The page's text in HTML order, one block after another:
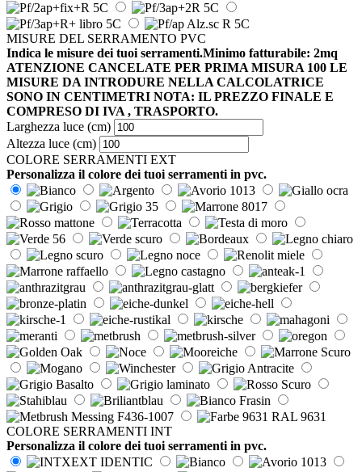
MISURE DEL SERRAMENTO PVC
Indica le misure dei tuoi serramenti.Minimo fatturabile: 2mq
ATENZIONE CANCELATE PER PRIMA MISURA 100 LE
MISURE DA INTRODURE NELLA CALCOLATRICE
SONO IN CENTIMETRI NOTA: IL PREZZO FINALE E
COMPRESO DI IVA , TRASPORTO.
Larghezza luce (cm)
Altezza luce (cm)
COLORE SERRAMENTI EXT
Personalizza il colore dei tuoi serramenti in pvc.
COLORE SERRAMENTI INT
Personalizza il colore dei tuoi serramenti in pvc.